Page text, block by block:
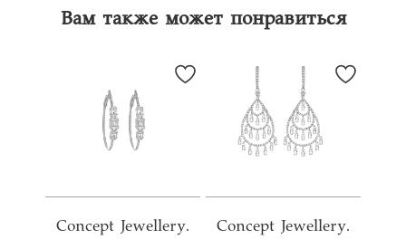
Вам также может понравиться
Concept Jewellery.
Concept Jewellery.